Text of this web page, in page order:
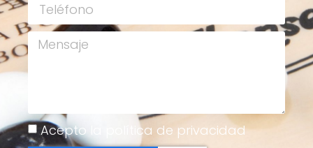
Acepto la política de privacidad